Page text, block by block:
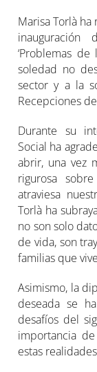
Marisa Torlà
‘Problemas
soledad no
sector y a la
Recepciones
Durante su
Social ha
abrir, una vez
rigurosa
atraviesa
Torlà ha
no son solo
de vida, son
familias que
Asimismo, la
deseada se
desafíos del
importancia
estas